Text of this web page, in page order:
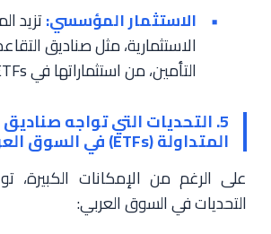
الاستثمار المؤسسي:تزيد
الاستثمارية، مثل صناديق
التأمين، من استثماراتها في ETFs.
5. التحديات التي تواجه
المتداولة (ETFs) في السوق العربي
التحديات في السوق العربي: